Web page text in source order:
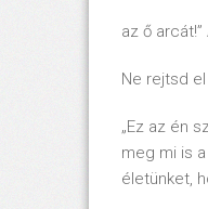
az ő
Ne rejtsd
„Ez az én
meg mi is
életünket,